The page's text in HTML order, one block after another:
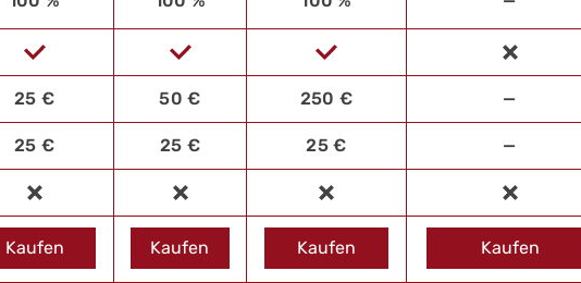
25 € 50 € 250 € —
25 € 25 € 25 € —
Kaufen Kaufen Kaufen Kaufen